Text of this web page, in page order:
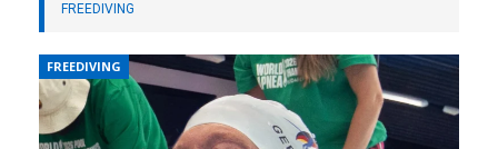
FREEDIVING
FREEDIVING